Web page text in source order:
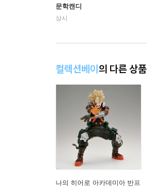
문학캔디
상시
컬렉션베이의 다른 상품
나의 히어로 아카데미아 반프